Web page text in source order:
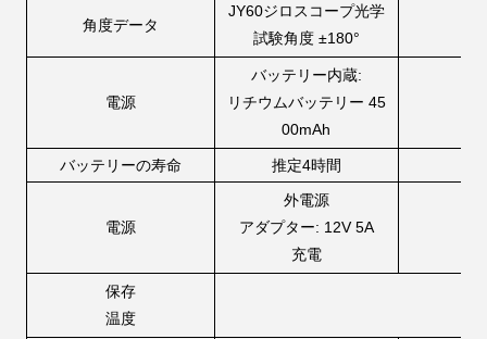
角度データ
JY60ジロスコープ光学
試験角度 ±180°
電源
バッテリー内蔵:
リチウムバッテリー 45
00mAh
バッテリーの寿命 推定4時間
電源
外電源
アダプター: 12V 5A
充電
保存
温度